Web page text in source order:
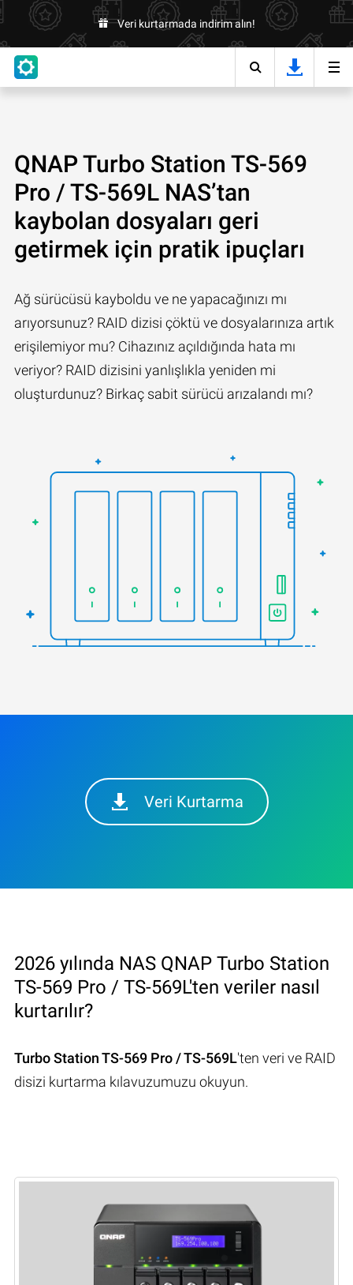
Veri kurtarmada indirim alın!
QNAP Turbo Station TS-569
Pro / TS-569L NAS’tan
kaybolan dosyaları geri
getirmek için pratik ipuçları
Ağ sürücüsü kayboldu ve ne yapacağınızı mı
arıyorsunuz? RAID dizisi çöktü ve dosyalarınıza artık
erişilemiyor mu? Cihazınız açıldığında hata mı
veriyor? RAID dizisini yanlışlıkla yeniden mi
oluşturdunuz? Birkaç sabit sürücü arızalandı mı?
Veri Kurtarma
2026 yılında NAS QNAP Turbo Station
TS-569 Pro / TS-569L'ten veriler nasıl
kurtarılır?
Turbo Station TS-569 Pro / TS-569L'ten veri ve RAID
disizi kurtarma kılavuzumuzu okuyun.